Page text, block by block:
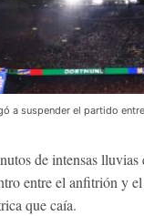
a suspender el partido
de intensas
entre el anfitrión y
que caía.